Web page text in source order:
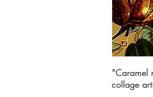
"Caramel
collage